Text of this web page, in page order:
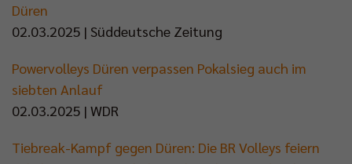
Düren
02.03.2025 | Süddeutsche Zeitung
Powervolleys Düren verpassen Pokalsieg auch im
siebten Anlauf
02.03.2025 | WDR
Tiebreak-Kampf gegen Düren: Die BR Volleys feiern